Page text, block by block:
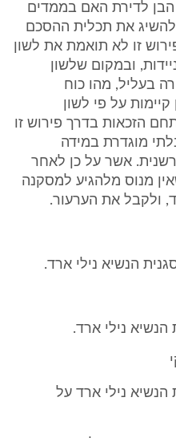
לדירת האם בממדים
להשיג את תכלית ההסכם
זו לא תואמת את לשון
ובמקום שלשון
בעליל, מהו כוח
קיימות על פי לשון
הזכאות בדרך פירוש זו
מוגדרת במידה
אשר על כן לאחר
מנוס מלהגיע למסקנה
ולקבל את הערעור.
הנשיא נילי ארד.
נילי ארד.
נילי ארד על